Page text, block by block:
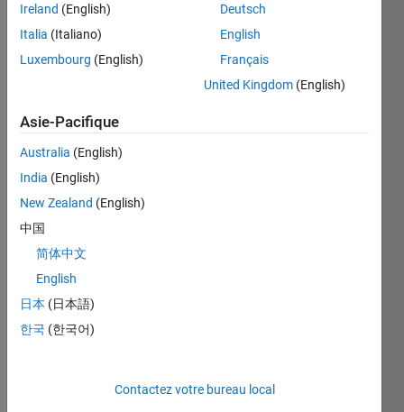
by
interleaving
elements
strings
and
another
cell
strings
of 2
inputs:
Ireland (English)
Italia (Italiano)
Luxembourg (English)
Deutsch
English
Français
United Kingdom (English)
Asie-Pacifique
Australia (English)
India (English)
New Zealand (English)
中国
简体中文
English
日本 (日本語)
한국 (한국어)
Contactez votre bureau local